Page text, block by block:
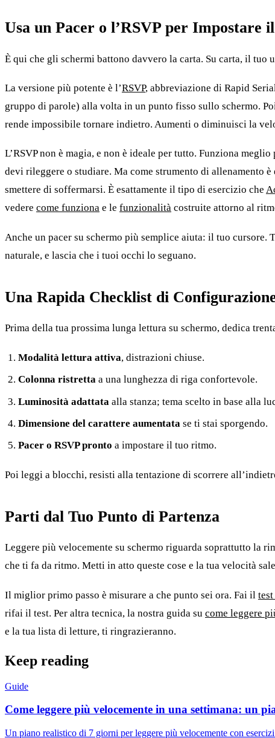
Usa un Pacer o l’RSVP per Impostare
È qui che gli schermi battono davvero la carta. Su carta, il
La versione più potente è l’RSVP, abbreviazione di Rapid
gruppo di parole) alla volta in un punto fisso sullo schermo.
rende impossibile tornare indietro. Aumenti o diminuisci la
L’RSVP non è magia, e non è ideale per tutto. Funziona
devi rileggere o studiare. Ma come strumento di allenamento
smettere di soffermarsi. È esattamente il tipo di esercizio che
vedere come funziona e le funzionalità costruite attorno al
Anche un pacer su schermo più semplice aiuta: il tuo
naturale, e lascia che i tuoi occhi lo seguano.
Una Rapida Checklist di
Prima della tua prossima lunga lettura su schermo, dedica
Modalità lettura attiva, distrazioni chiuse.
Colonna ristretta a una lunghezza di riga confortevole.
Luminosità adattata alla stanza; tema scelto in base alla
Dimensione del carattere aumentata se ti stai sporgendo.
Pacer o RSVP pronto a impostare il tuo ritmo.
Poi leggi a blocchi, resisti alla tentazione di scorrere
Parti dal Tuo Punto di Partenza
Leggere più velocemente su schermo riguarda soprattutto la
che ti fa da ritmo. Metti in atto queste cose e la tua velocità
Il miglior primo passo è misurare a che punto sei ora. Fai il
rifai il test. Per altra tecnica, la nostra guida su come leggere
e la tua lista di letture, ti ringrazieranno.
Keep reading
Guide
Come leggere più velocemente in una settimana: un
Un piano realistico di 7 giorni per leggere più velocemente con